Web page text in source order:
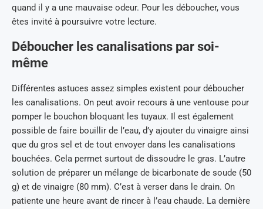
quand il y a une mauvaise odeur. Pour les déboucher, vous
êtes invité à poursuivre votre lecture.
Déboucher les canalisations par soi-
même
Différentes astuces assez simples existent pour déboucher
les canalisations. On peut avoir recours à une ventouse pour
pomper le bouchon bloquant les tuyaux. Il est également
possible de faire bouillir de l’eau, d’y ajouter du vinaigre ainsi
que du gros sel et de tout envoyer dans les canalisations
bouchées. Cela permet surtout de dissoudre le gras. L’autre
solution de préparer un mélange de bicarbonate de soude (50
g) et de vinaigre (80 mm). C’est à verser dans le drain. On
patiente une heure avant de rincer à l’eau chaude. La dernière